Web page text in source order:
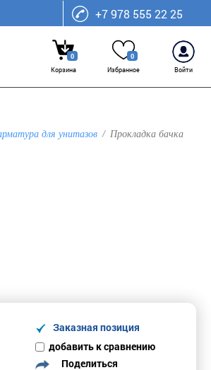
+7 978 555 22 25
0
Корзина
0
Избранное
Войти
для унитазов
Прокладка бачка
Заказная позиция
добавить к сравнению
Поделиться